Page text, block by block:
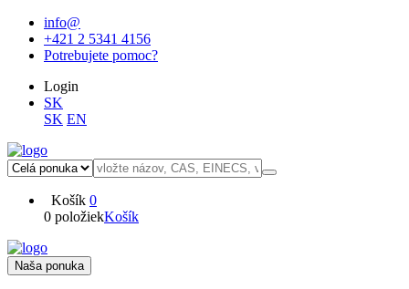
info@
+421 2 5341 4156
Potrebujete pomoc?
Login
SK
SK EN
Košík 0
0 položiekKošík
Naša ponuka